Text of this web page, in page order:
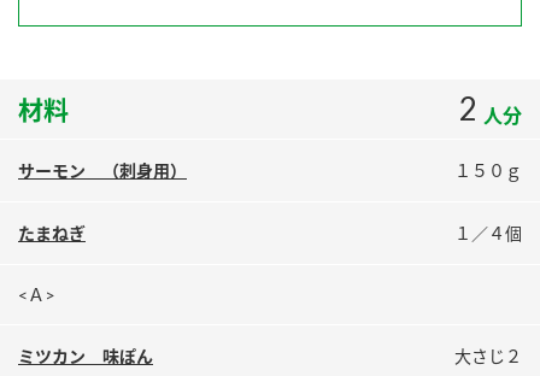
すしラボ
納豆の豆知識
ロングセラー商品 ＋ おすすめレシピ
ミツカン公式通販
材料 2 人分
サーモン （刺身用） １５０ｇ
たまねぎ １／４個
<Ａ>
ミツカン 味ぽん 大さじ２